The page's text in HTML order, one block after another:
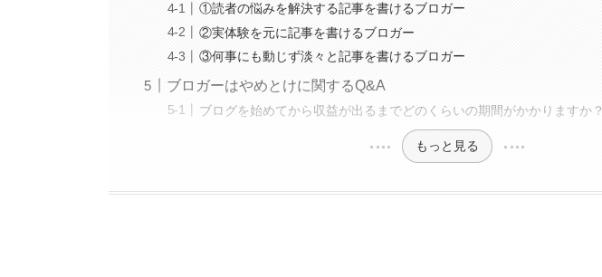
①読者の悩みを解決する記事を書けるブロガー
②実体験を元に記事を書けるブロガー
③何事にも動じず淡々と記事を書けるブロガー
ブロガーはやめとけに関するQ&A
ブログを始めてから収益が出るまでどのくらいの期間がかかりますか？
もっと見る